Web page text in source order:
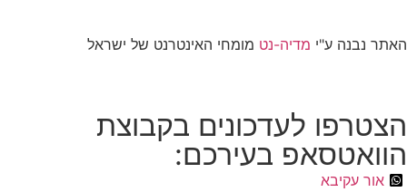
האתר נבנה ע"י מדיה-נט מומחי האינטרנט של ישראל
הצטרפו לעדכונים בקבוצת
הוואטסאפ בעירכם:
אור עקיבא